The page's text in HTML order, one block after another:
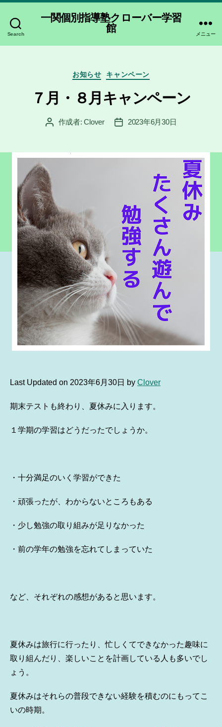
Search
一関個別指導塾クローバー学習
館
メニュー
カ
テ
ゴ
リ
お知らせ キャンペーン
７月・８月キャンペーン
投 作成者:Clover
投
2023年6月30日
Last Updated on 2023年6月30日 by Clover
期末テストも終わり、夏休みに入ります。
１学期の学習はどうだったでしょうか。
・十分満足のいく学習ができた
・頑張ったが、わからないところもある
・少し勉強の取り組みが足りなかった
・前の学年の勉強を忘れてしまっていた
など、それぞれの感想があると思います。
夏休みは旅行に行ったり、忙しくてできなかった趣味に
取り組んだり、楽しいことを計画している人も多いでし
ょう。
夏休みはそれらの普段できない経験を積むのにもってこ
いの時期。